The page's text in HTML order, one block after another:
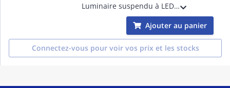
Luminaire suspendu à LED - GLAC2 L LED3 3500-830 BC EC GY GL PR - Câble pour raccordement de luminaires ¿ 2.5 m ¿ 27W ¿ 3000K ¿ IP20
Ajouter au panier
Connectez-vous pour voir vos prix et les stocks